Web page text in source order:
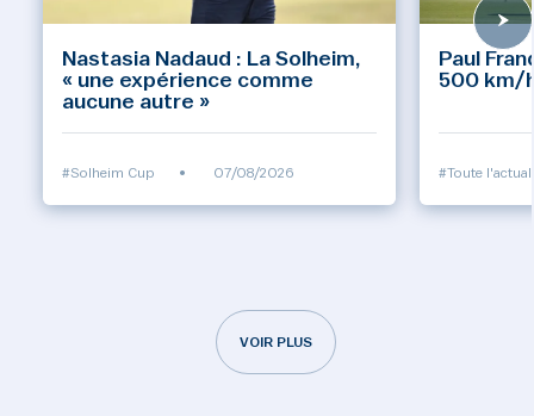
Nastasia Nadaud : La Solheim,
« une expérience comme
aucune autre »
#Solheim Cup • 07/08/2026
Paul
500 km/
#Toute
VOIR PLUS